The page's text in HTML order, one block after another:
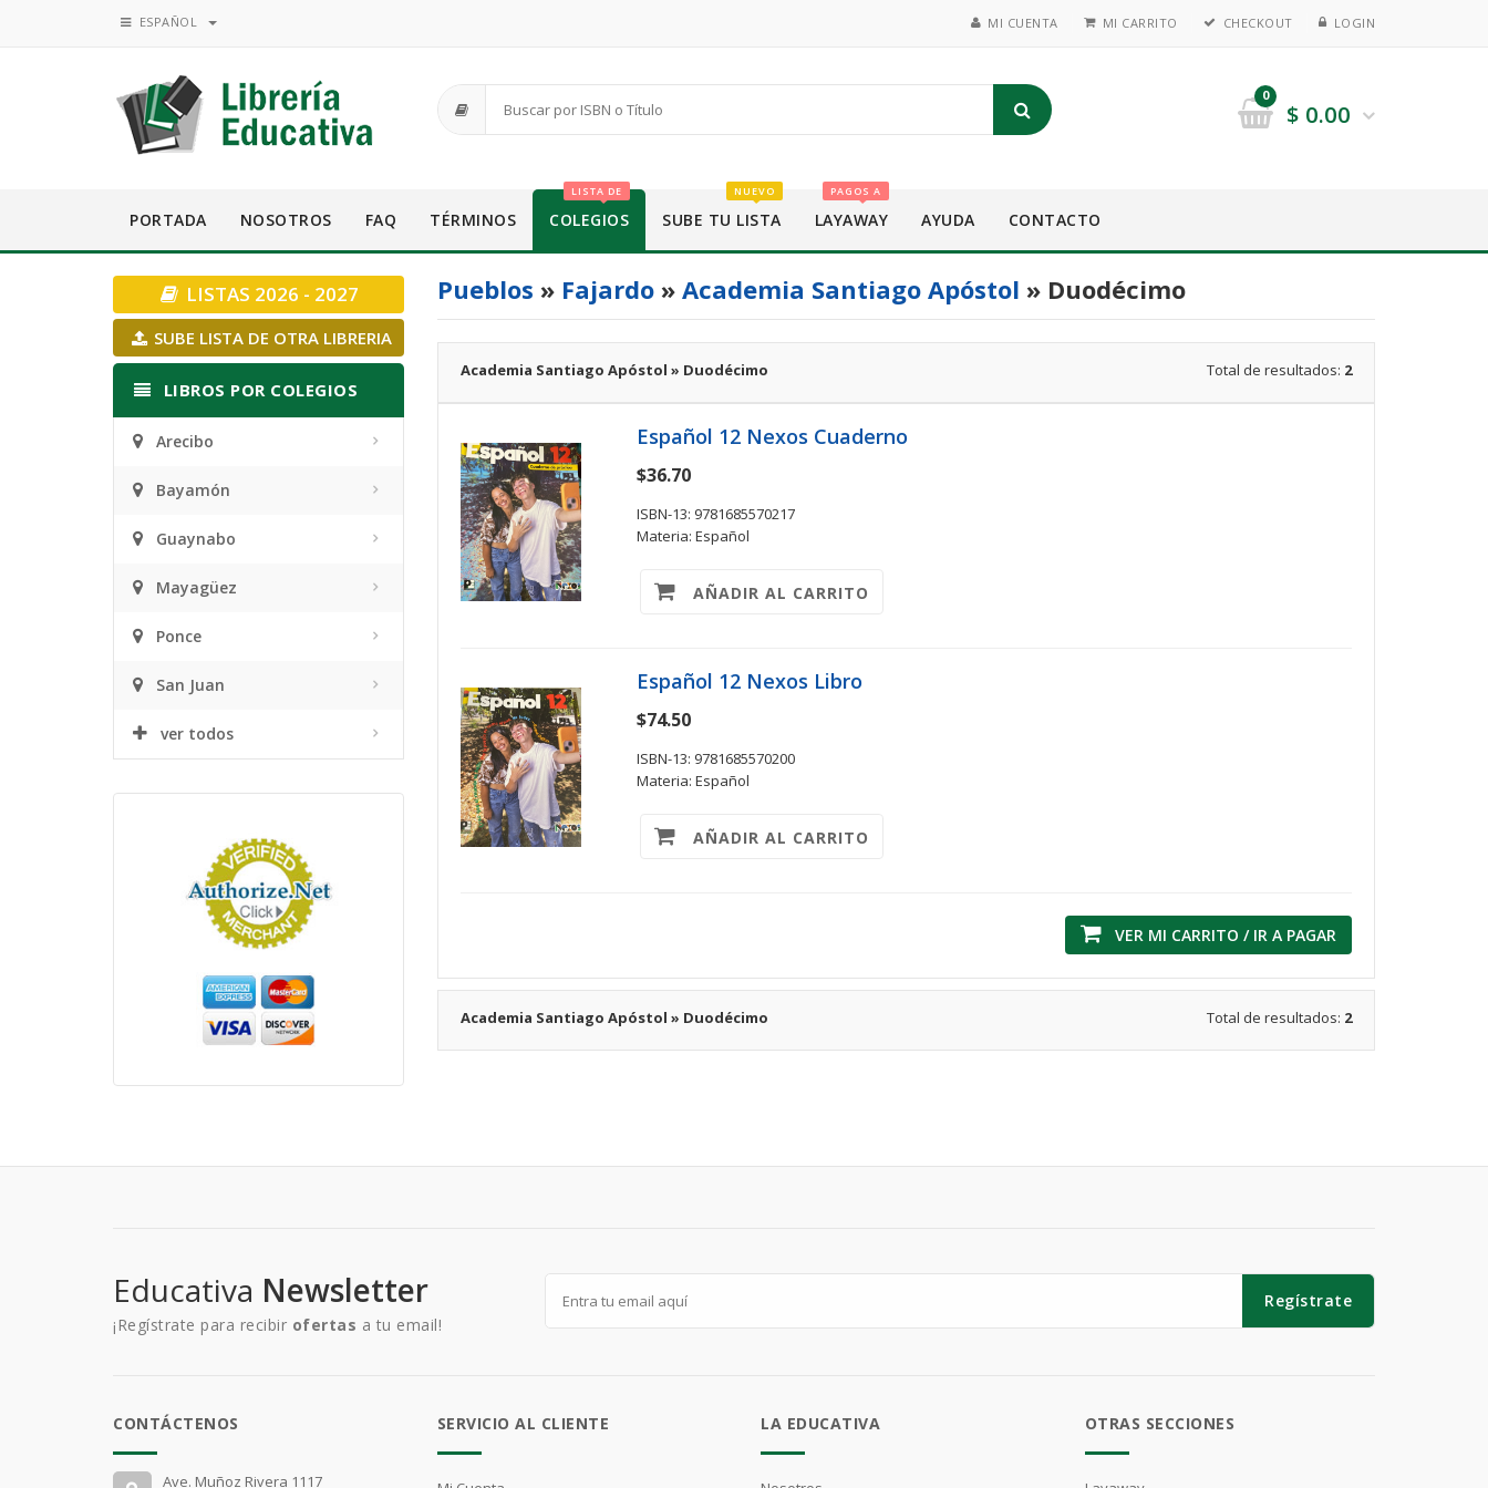
MI CUENTA MI CARRITO CHECKOUT LOGIN
ESPAÑOL
0
$ 0.00
PORTADA NOSOTROS FAQ TÉRMINOS COLEGIOS
LISTA DE
SUBE TU LISTA
NUEVO
LAYAWAY
PAGOS A
AYUDA CONTACTO
LISTAS 2026 - 2027
SUBE LISTA DE OTRA LIBRERIA
LIBROS POR COLEGIOS
Arecibo
Bayamón
Guaynabo
Mayagüez
Ponce
San Juan
ver todos
Pueblos » Fajardo» Academia Santiago Apóstol » Duodécimo
Academia Santiago Apóstol » Duodécimo Total de resultados: 2
Español 12 Nexos Cuaderno
$36.70
ISBN-13: 9781685570217
Materia: Español
AÑADIR AL CARRITO
Español 12 Nexos Libro
$74.50
ISBN-13: 9781685570200
Materia: Español
AÑADIR AL CARRITO
VER MI CARRITO / IR A PAGAR
Academia Santiago Apóstol » Duodécimo Total de resultados: 2
Educativa Newsletter
¡Regístrate para recibir ofertas a tu email!
Regístrate
CONTÁCTENOS
Ave. Muñoz Rivera 1117
SERVICIO AL CLIENTE LA EDUCATIVA OTRAS SECCIONES